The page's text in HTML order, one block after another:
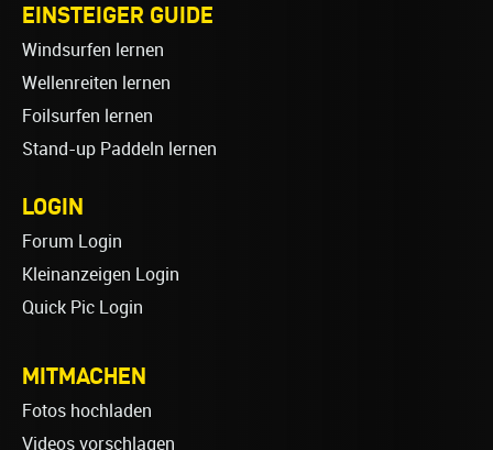
EINSTEIGER GUIDE
Windsurfen lernen
Wellenreiten lernen
Foilsurfen lernen
Stand-up Paddeln lernen
LOGIN
Forum Login
Kleinanzeigen Login
Quick Pic Login
MITMACHEN
Fotos hochladen
Videos vorschlagen